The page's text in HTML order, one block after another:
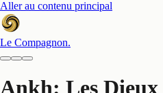
Aller au contenu principal
Le Compagnon.
Ankh: Les